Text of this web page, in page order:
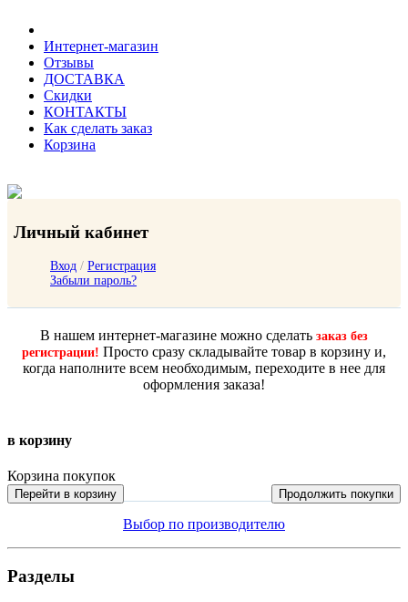
Интернет-магазин
Отзывы
ДОСТАВКА
Скидки
КОНТАКТЫ
Как сделать заказ
Корзина
Личный кабинет
Вход / Регистрация
Забыли пароль?
В нашем интернет-магазине можно сделать заказ без
регистрации! Просто сразу складывайте товар в корзину и,
когда наполните всем необходимым, переходите в нее для
оформления заказа!
в корзину
Корзина покупок
Перейти в корзину Продолжить покупки
Выбор по производителю
Разделы